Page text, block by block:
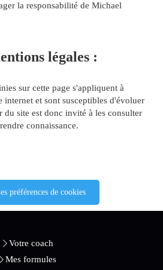
la responsabilité de Michael
légales :
sur cette page s'appliquent à
internet et sont susceptibles d'évoluer
du site est donc invité à les consulter
connaissance.
préférences de cookies
Votre coach
Mes formules